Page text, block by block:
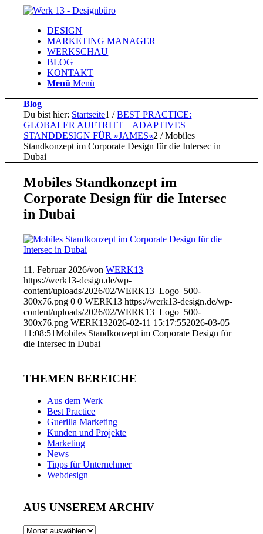
DESIGN
MARKETING MANAGER
WERKSCHAU
BLOG
KONTAKT
Menü Menü
Blog
Du bist hier: Startseite1 / BEST PRACTICE:
GLOBALER AUFTRITT – ADAPTIVES
STANDDESIGN FÜR »JAMES«2 / Mobiles
Standkonzept im Corporate Design für die Intersec in
Dubai
Mobiles Standkonzept im
Corporate Design für die Intersec
in Dubai
11. Februar 2026/vonWERK13
https://werk13-design.de/wp-
content/uploads/2026/02/WERK13_Logo_500-
300x76.png 0 0 WERK13 https://werk13-design.de/wp-
content/uploads/2026/02/WERK13_Logo_500-
300x76.png WERK132026-02-11 15:17:552026-03-05
11:08:51Mobiles Standkonzept im Corporate Design für
die Intersec in Dubai
THEMEN BEREICHE
Aus dem Werk
Best Practice
Guerilla Marketing
Kunden und Projekte
Marketing
News
Tipps für Unternehmer
Webdesign
AUS UNSEREM ARCHIV
AUS